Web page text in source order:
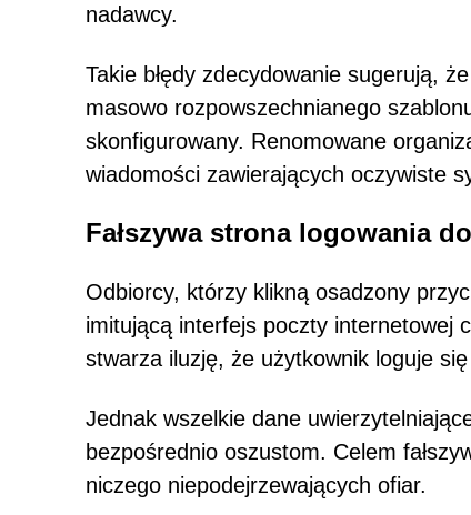
nadawcy.
Takie błędy zdecydowanie sugerują,
masowo rozpowszechnianego
skonfigurowany. Renomowane
wiadomości zawierających oczywiste
Fałszywa strona logowania
Odbiorcy, którzy klikną osadzony
imitującą interfejs poczty internetowej
stwarza iluzję, że użytkownik loguje się
Jednak wszelkie dane
bezpośrednio oszustom. Celem
niczego niepodejrzewających ofiar.